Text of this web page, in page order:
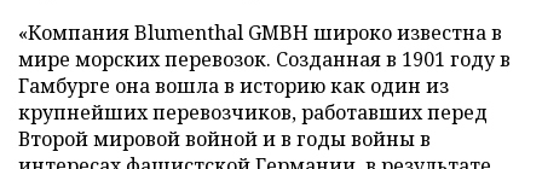
«Компания Blumenthal GMBH широко известна в
мире морских перевозок. Созданная в 1901 году в
Гамбурге она вошла в историю как один из
крупнейших перевозчиков, работавших перед
Второй мировой войной и в годы войны в